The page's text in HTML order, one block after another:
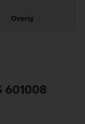
Overig
601008